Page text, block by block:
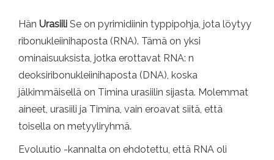
Hän Urasiili Se on pyrimidiinin typpipohja, jota löytyy
ribonukleiinihaposta (RNA). Tämä on yksi
ominaisuuksista, jotka erottavat RNA: n
deoksiribonukleiinihaposta (DNA), koska
jälkimmäisellä on Timina urasiilin sijasta. Molemmat
aineet, urasiili ja Timina, vain eroavat siitä, että
toisella on metyyliryhmä.
Evoluutio -kannalta on ehdotettu, että RNA oli